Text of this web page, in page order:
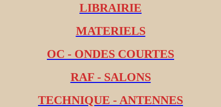
LIBRAIRIE
MATERIELS
OC - ONDES COURTES
RAF - SALONS
TECHNIQUE - ANTENNES